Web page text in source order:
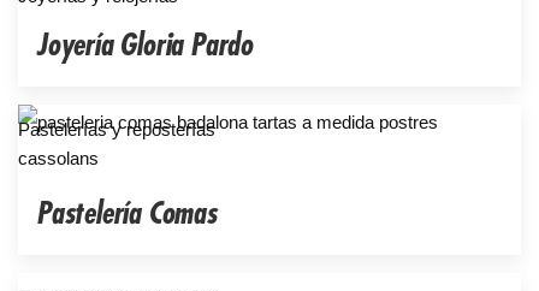
Joyería Gloria Pardo
Pastelería Comas
Pastelerías y reposterías